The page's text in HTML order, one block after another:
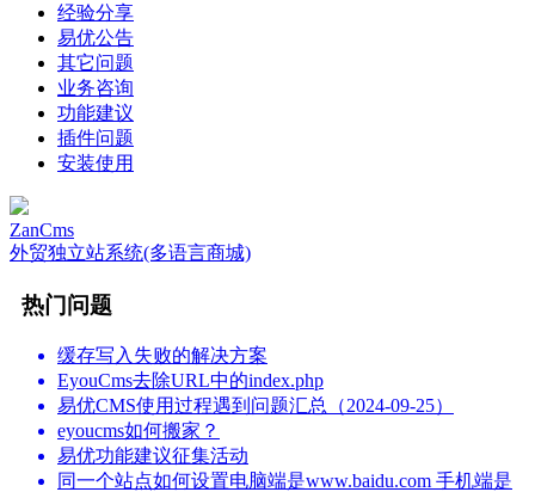
经验分享
易优公告
其它问题
业务咨询
功能建议
插件问题
安装使用
ZanCms
外贸独立站系统(多语言商城)
热门问题
缓存写入失败的解决方案
EyouCms去除URL中的index.php
易优CMS使用过程遇到问题汇总（2024-09-25）
eyoucms如何搬家？
易优功能建议征集活动
同一个站点如何设置电脑端是www.baidu.com 手机端是